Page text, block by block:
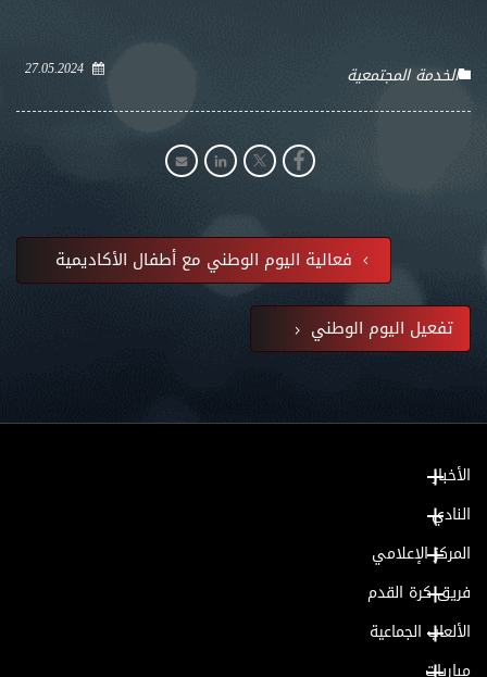
27.05.2024 الخدمة المجتمعية
فعالية اليوم الوطني مع أطفال الأكاديمية
تفعيل اليوم الوطني
الأخبار
النادي
المركز الإعلامي
فريق كرة القدم
الألعاب الجماعية